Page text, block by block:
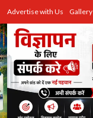
Advertise with Us Gallery
उत्तर प्रदेश
Advertise with Us
Events
राज्य